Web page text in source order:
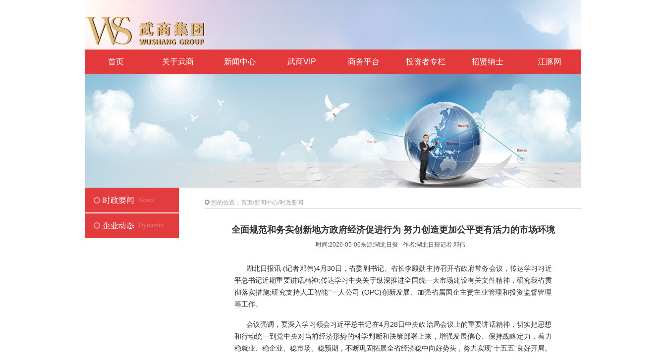
首页 关于武商 新闻中心 武商VIP 商务平台 投资者专栏 招贤纳士 江豚网
您的位置： 首页/新闻中心/时政要闻
全面规范和务实创新地方政府经济促进行为 努力创造更加公平更有活力的市场环境
时间:2026-05-06来源:湖北日报 作者:湖北日报记者 邓伟
湖北日报讯 (记者邓伟)4月30日，省委副书记、省长李殿勋主持召开省政府常务会议，传达学习习近
平总书记近期重要讲话精神;传达学习中央关于纵深推进全国统一大市场建设有关文件精神，研究我省贯
彻落实措施;研究支持人工智能“一人公司”(OPC)创新发展、加强省属国企主责主业管理和投资监督管理
等工作。
会议强调，要深入学习领会习近平总书记在4月28日中央政治局会议上的重要讲话精神，切实把思想
和行动统一到党中央对当前经济形势的科学判断和决策部署上来，增强发展信心、保持战略定力，着力
稳就业、稳企业、稳市场、稳预期，不断巩固拓展全省经济稳中向好势头，努力实现“十五五”良好开局。